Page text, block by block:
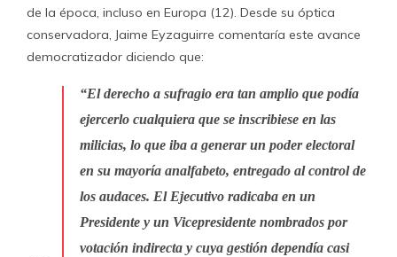
de la época, incluso en Europa (12). Desde su óptica
conservadora, Jaime Eyzaguirre comentaría este avance
democratizador diciendo que:
“El derecho a sufragio era tan amplio que podía
ejercerlo cualquiera que se inscribiese en las
milicias, lo que iba a generar un poder electoral
en su mayoría analfabeto, entregado al control de
los audaces. El Ejecutivo radicaba en un
Presidente y un Vicepresidente nombrados por
votación indirecta y cuya gestión dependía casi